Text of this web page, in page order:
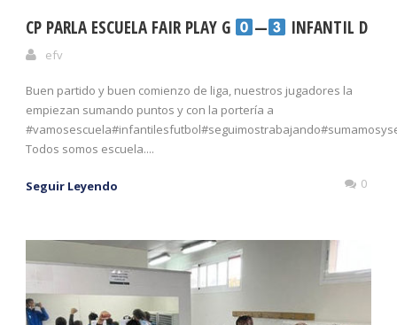
CP PARLA ESCUELA FAIR PLAY G — INFANTIL D
efv
Buen partido y buen comienzo de liga, nuestros jugadores la
empiezan sumando puntos y con la portería a
Todos somos escuela....
Seguir Leyendo 0